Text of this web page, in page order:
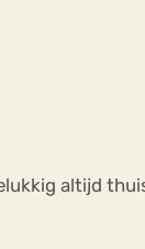
altijd